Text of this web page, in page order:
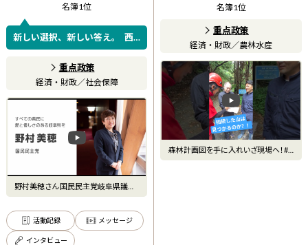
名簿1位
新しい選択、新しい答え。 西
濃で暮らす人の声を国政へ。人
が主役の政治を目指します。
重点政策
経済・財政／社会保障
野村美穂さん 国民民主党岐阜県議会
議員
活動記録 メッセージ
インタビュー
名簿1位
重点政策
経済・財政／農林水産
森林計画図を手に入れいざ現場へ！#
林業 #日本維新の会 #せ